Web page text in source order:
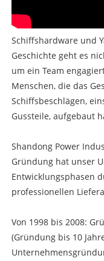
Schiffshardware und
Geschichte geht es
um ein Team
Menschen, die das
Schiffsbeschlägen,
Gussteile, aufgebaut
Shandong Power
Gründung hat unser
Entwicklungsphasen
professionellen
Von 1998 bis 2008:
(Gründung bis 10